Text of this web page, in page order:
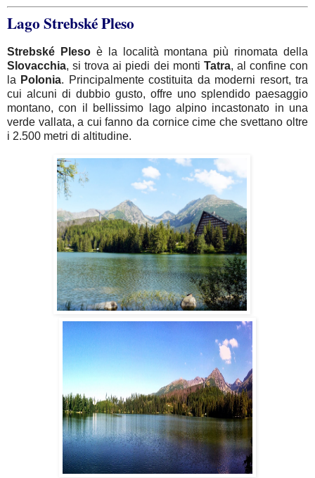
Lago Strebské Pleso
Strebské Plesoè la località montana più rinomata della
Slovacchia, si trova ai piedi dei monti Tatra, al confine con
la Polonia. Principalmente costituita da moderni resort, tra
cui alcuni di dubbio gusto, offre uno splendido paesaggio
montano, con il bellissimo lago alpino incastonato in una
verde vallata, a cui fanno da cornice cime che svettano oltre
i 2.500 metri di altitudine.